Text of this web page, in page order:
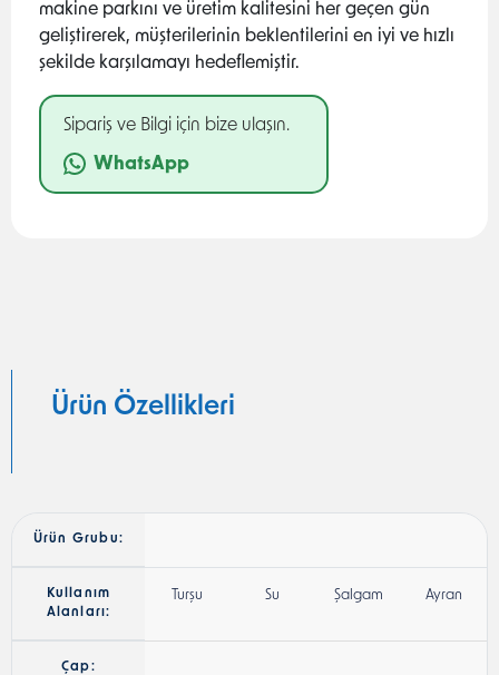
makine parkını ve üretim kalitesini her geçen gün
geliştirerek, müşterilerinin beklentilerini en iyi ve hızlı
şekilde karşılamayı hedeflemiştir.
Sipariş ve Bilgi için bize ulaşın.
WhatsApp
Ürün Özellikleri
Ürün Grubu:
Kullanım
Alanları:
Turşu Su Şalgam Ayran
Çap: